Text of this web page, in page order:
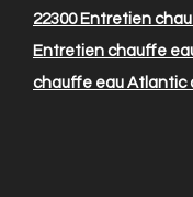
22300Entretien
Entretien chauffe
chauffe eau Atlantic